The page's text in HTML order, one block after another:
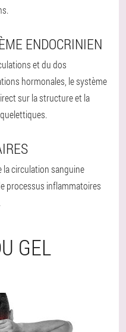
ENDOCRINIEN
et du dos
hormonales, le système
sur la structure et la
la circulation sanguine
processus inflammatoires
GEL